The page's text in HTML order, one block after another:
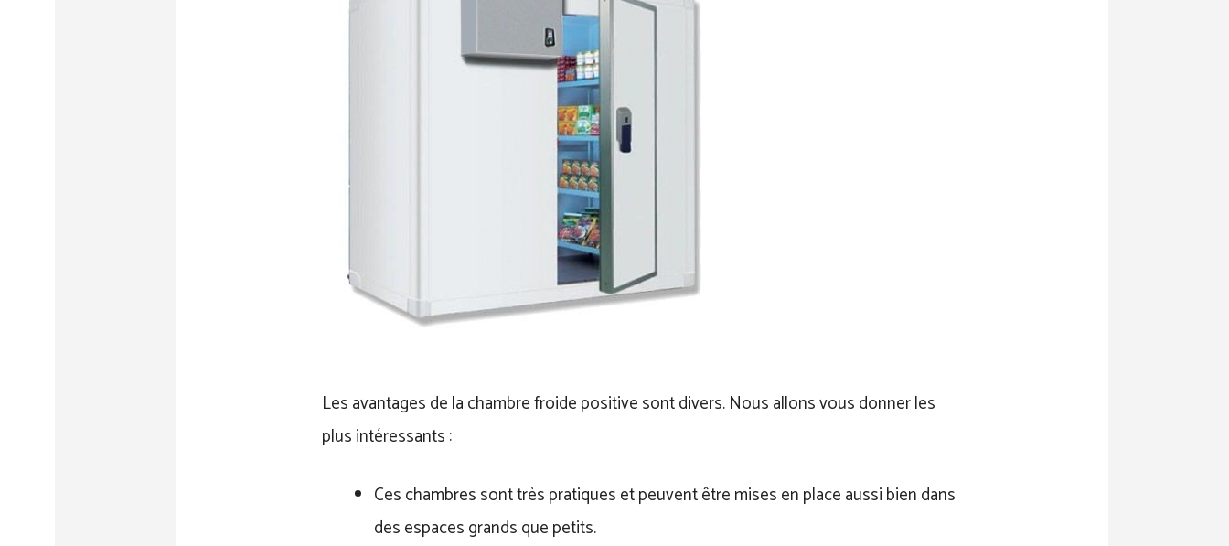
Les avantages de la chambre froide positive sont divers. Nous allons vous donner les
plus intéressants :
Ces chambres sont très pratiques et peuvent être mises en place aussi bien dans
des espaces grands que petits.